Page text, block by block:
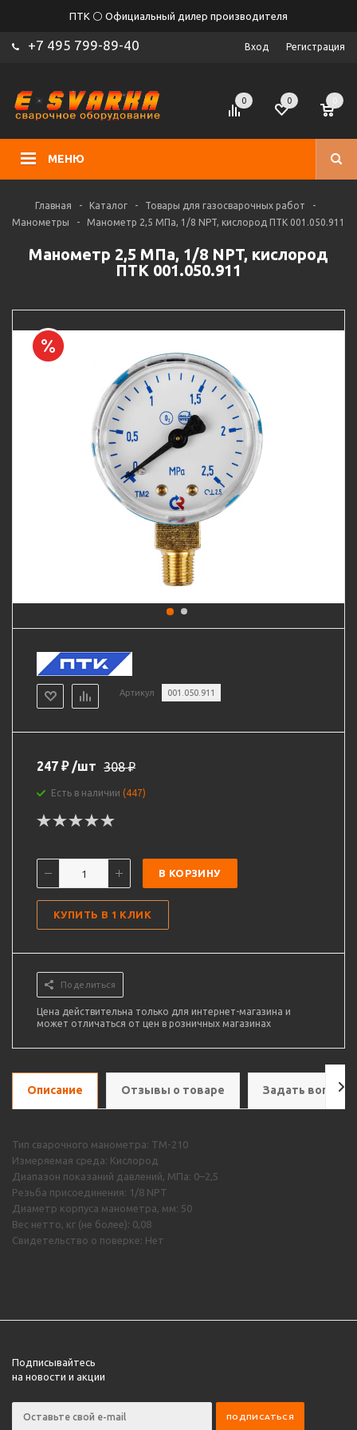
ПТК ⚪ Официальный дилер производителя
+7 495 799-89-40 Вход Регистрация
МЕНЮ
0 0
Главная - Каталог - Товары для газосварочных работ
-
Манометры
- Манометр 2,5 МПа, 1/8 NPT, кислород ПТК 001.050.911
Манометр 2,5 МПа, 1/8 NPT, кислород
ПТК 001.050.911
Артикул 001.050.911
247 ₽ /шт 308₽
Есть в наличии (447)
В КОРЗИНУ
КУПИТЬ В 1 КЛИК
Поделиться
Цена действительна только для интернет-магазина и
может отличаться от цен в розничных магазинах
Описание Отзывы о товаре Задать вопрос
Тип сварочного манометра: ТМ-210
Измеряемая среда: Кислород
Диапазон показаний давлений, МПа: 0–2,5
Резьба присоединения: 1/8 NPT
Диаметр корпуса манометра, мм: 50
Вес нетто, кг (не более): 0,08
Свидетельство о поверке: Нет
Подписывайтесь
на новости и акции